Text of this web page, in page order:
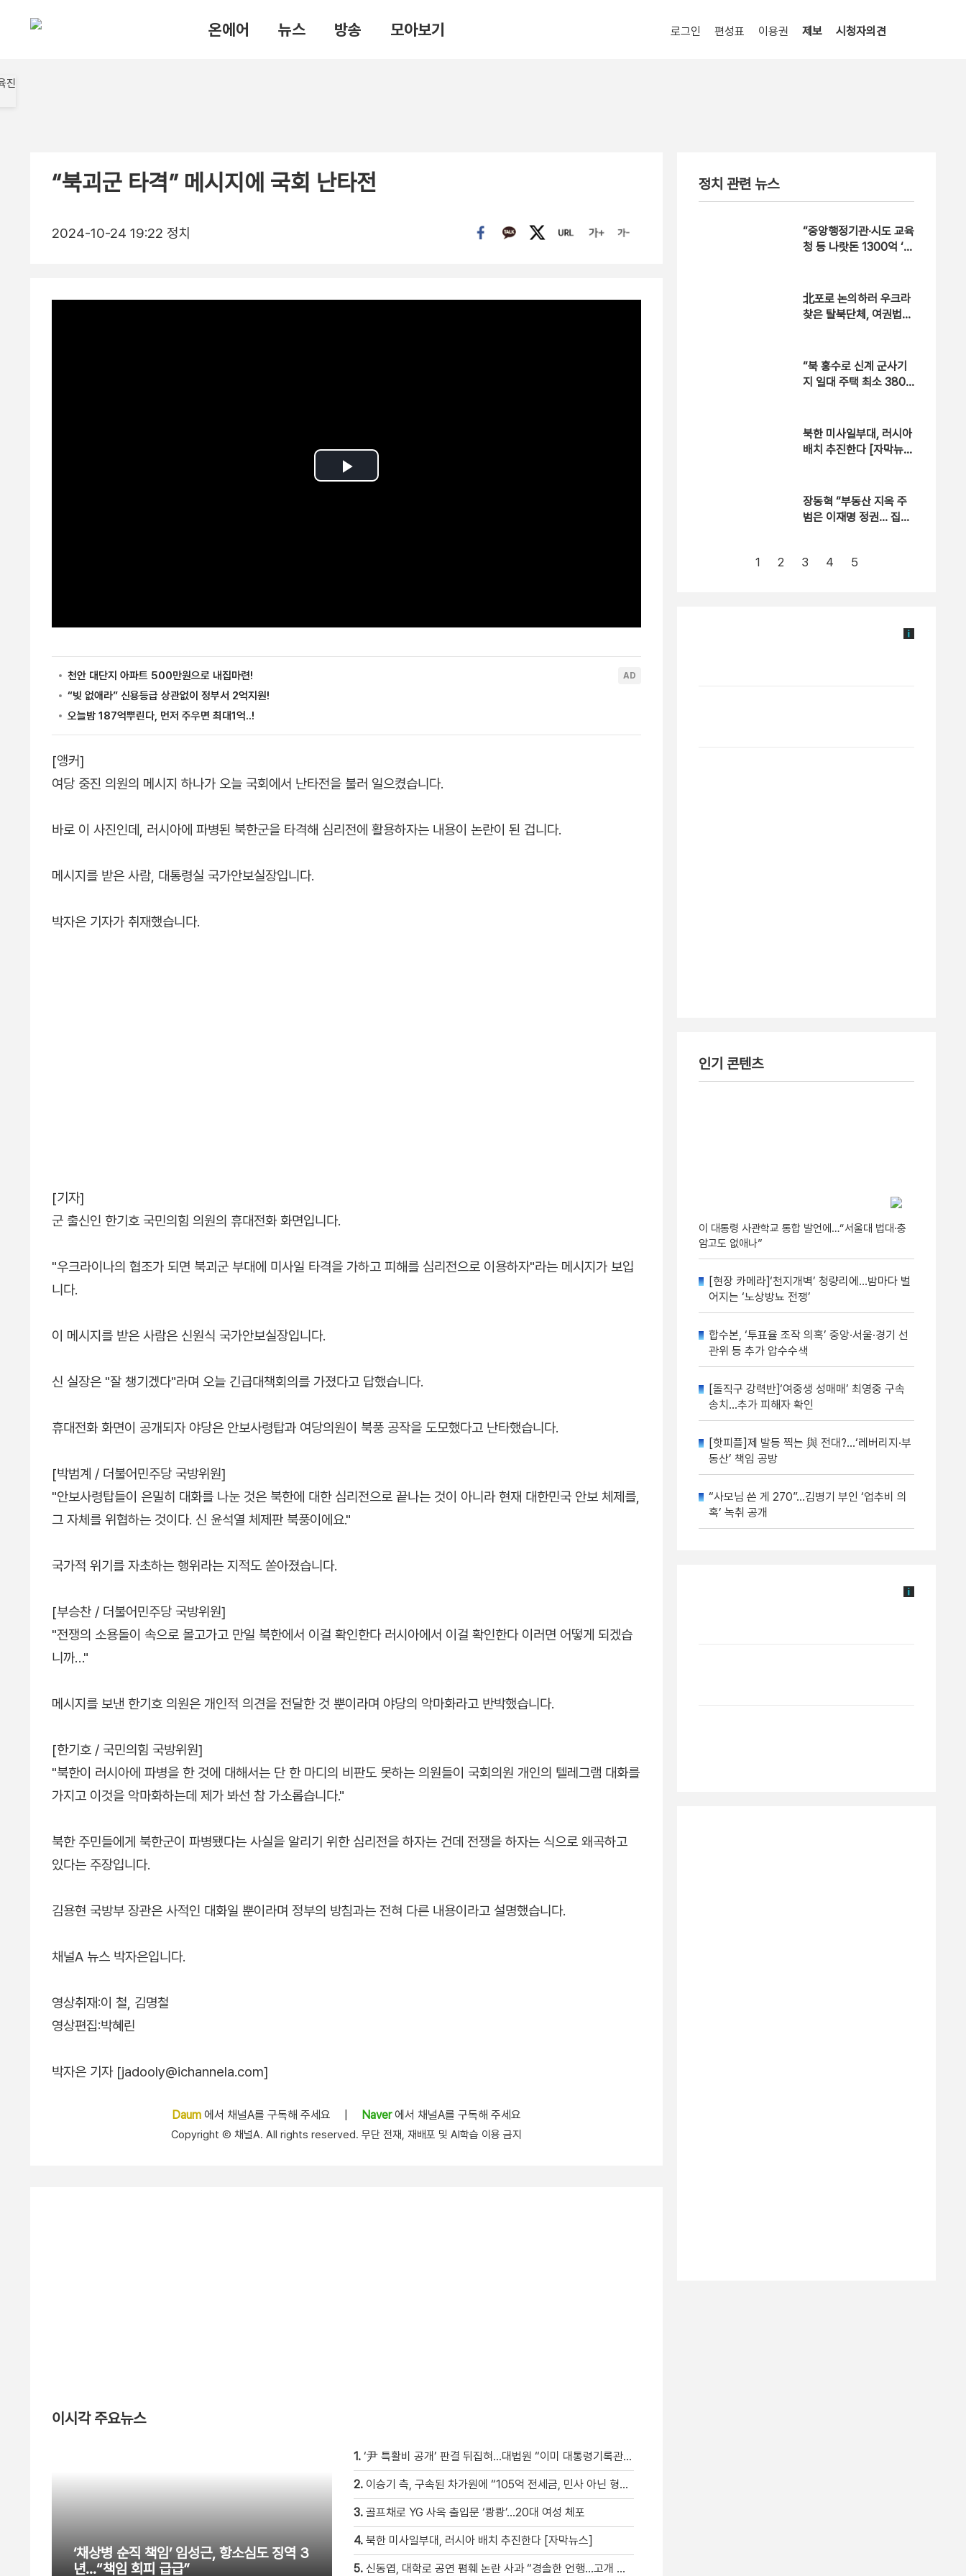
온에어 뉴스 방송 모아보기 로그인 편성표 이용권 제보 시청자의견
“북괴군 타격” 메시지에 국회 난타전
2024-10-24 19:22 정치
[앵커]
여당 중진 의원의 메시지 하나가 오늘 국회에서 난타전을 불러 일으켰습니다.
바로 이 사진인데, 러시아에 파병된 북한군을 타격해 심리전에 활용하자는 내용이 논란이 된 겁니다.
메시지를 받은 사람, 대통령실 국가안보실장입니다.
박자은 기자가 취재했습니다.
[기자]
군 출신인 한기호 국민의힘 의원의 휴대전화 화면입니다.
"우크라이나의 협조가 되면 북괴군 부대에 미사일 타격을 가하고 피해를 심리전으로 이용하자"라는 메시지가 보입
니다.
이 메시지를 받은 사람은 신원식 국가안보실장입니다.
신 실장은 "잘 챙기겠다"라며 오늘 긴급대책회의를 가졌다고 답했습니다.
휴대전화 화면이 공개되자 야당은 안보사령탑과 여당의원이 북풍 공작을 도모했다고 난타했습니다.
[박범계 / 더불어민주당 국방위원]
"안보사령탑들이 은밀히 대화를 나눈 것은 북한에 대한 심리전으로 끝나는 것이 아니라 현재 대한민국 안보 체제를,
그 자체를 위협하는 것이다. 신 윤석열 체제판 북풍이에요."
국가적 위기를 자초하는 행위라는 지적도 쏟아졌습니다.
[부승찬 / 더불어민주당 국방위원]
"전쟁의 소용돌이 속으로 몰고가고 만일 북한에서 이걸 확인한다 러시아에서 이걸 확인한다 이러면 어떻게 되겠습
니까…"
메시지를 보낸 한기호 의원은 개인적 의견을 전달한 것 뿐이라며 야당의 악마화라고 반박했습니다.
[한기호 / 국민의힘 국방위원]
"북한이 러시아에 파병을 한 것에 대해서는 단 한 마디의 비판도 못하는 의원들이 국회의원 개인의 텔레그램 대화를
가지고 이것을 악마화하는데 제가 봐선 참 가소롭습니다."
북한 주민들에게 북한군이 파병됐다는 사실을 알리기 위한 심리전을 하자는 건데 전쟁을 하자는 식으로 왜곡하고
있다는 주장입니다.
김용현 국방부 장관은 사적인 대화일 뿐이라며 정부의 방침과는 전혀 다른 내용이라고 설명했습니다.
채널A 뉴스 박자은입니다.
영상취재:이 철, 김명철
영상편집:박혜린
박자은 기자 [jadooly@ichannela.com]
Daum 에서 채널A를 구독해 주세요 Naver에서 채널A를 구독해 주세요
Copyright Ⓒ 채널A. All rights reserved. 무단 전재, 재배포 및 AI학습 이용 금지
이시각 주요뉴스
‘채상병 순직 책임’ 임성근, 항소심도 징역 3
년…“책임 회피 급급”
1. ‘尹 특활비 공개’ 판결 뒤집혀…대법원 “이미 대통령기록관 이관”
2. 이승기 측, 구속된 차가원에 “105억 전세금, 민사 아닌 형사 범죄…엄벌 원해” [자막뉴스]
3. 골프채로 YG 사옥 출입문 ‘쾅쾅’…20대 여성 체포
4. 북한 미사일부대, 러시아 배치 추진한다 [자막뉴스]
5. 신동엽, 대학로 공연 폄훼 논란 사과 “경솔한 언행…고개 숙여 사과”
정치 관련 뉴스
“중앙행정기관·시도 교육
청 등 나랏돈 1300억 ‘줄
北포로 논의하러 우크라
찾은 탈북단체, 여권법
“북 홍수로 신계 군사기
지 일대 주택 최소 380
북한 미사일부대, 러시아
배치 추진한다 [자막뉴
장동혁 “부동산 지옥 주
범은 이재명 정권… 집값
1 2 3 4 5
인기 콘텐츠
이 대통령 사관학교 통합 발언에…“서울대 법대·충
암고도 없애나”
[현장 카메라]‘천지개벽’ 청량리에…밤마다 벌
어지는 ‘노상방뇨 전쟁’
합수본, ‘투표율 조작 의혹’ 중앙·서울·경기 선
관위 등 추가 압수수색
[돌직구 강력반]‘여중생 성매매’ 최영중 구속
송치…추가 피해자 확인
[핫피플]제 발등 찍는 與 전대?…‘레버리지·부
동산’ 책임 공방
“사모님 쓴 게 270”…김병기 부인 ‘업추비 의
혹’ 녹취 공개